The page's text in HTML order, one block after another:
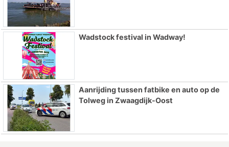
Wadstock festival in Wadway!
Aanrijding tussen fatbike en auto op de
Tolweg in Zwaagdijk-Oost